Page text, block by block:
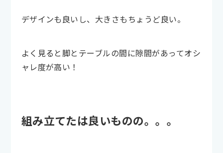
デザインも良いし、大きさもちょうど良い。
よく見ると脚とテーブルの間に隙間があってオシ
ャレ度が高い！
組み立てたは良いものの。。。